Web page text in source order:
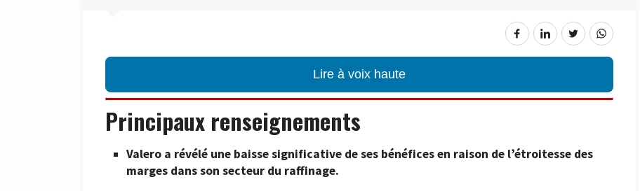
Lire à voix haute
Principaux renseignements
Valero a révélé une baisse significative de ses bénéfices en raison de l’étroitesse des
marges dans son secteur du raffinage.